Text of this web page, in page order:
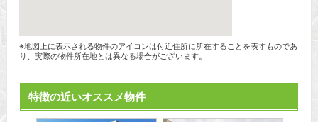
※地図上に表示される物件のアイコンは付近住所に所在することを表すものであ
り、実際の物件所在地とは異なる場合がございます。
特徴の近いオススメ物件